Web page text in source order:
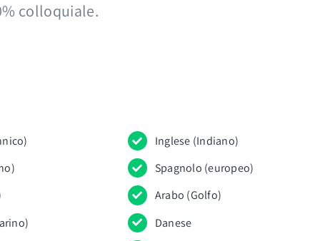
colloquiale.
Inglese (Indiano)
Spagnolo (europeo)
Arabo (Golfo)
Danese